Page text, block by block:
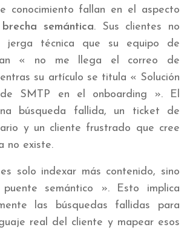
conocimiento fallan en el aspecto
brecha semántica. Sus clientes no
jerga técnica que su equipo de
« no me llega el correo de
su artículo se titula « Solución
SMTP en el onboarding ». El
búsqueda fallida, un ticket de
y un cliente frustrado que cree
no existe.
solo indexar más contenido, sino
semántico ». Esto implica
las búsquedas fallidas para
real del cliente y mapear esos